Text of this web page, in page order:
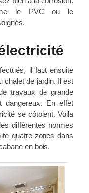
le PVC ou le
il faut ensuite
chalet de jardin. Il est
travaux de grande
dangereux. En effet
se côtoient. Voila
différentes normes
quatre zones dans
en bois.